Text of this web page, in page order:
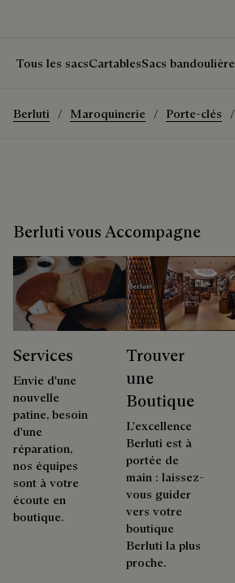
Tous les sacsCartablesSacs bandoulière
Berluti Maroquinerie Porte-clés
Berluti vous Accompagne
Services
Envie d'une
nouvelle
patine, besoin
d'une
réparation,
nos équipes
sont à votre
écoute en
boutique.
Trouver
une
Boutique
L'excellence
Berluti est à
portée de
main : laissez-
vous guider
vers votre
boutique
Berluti la plus
proche.